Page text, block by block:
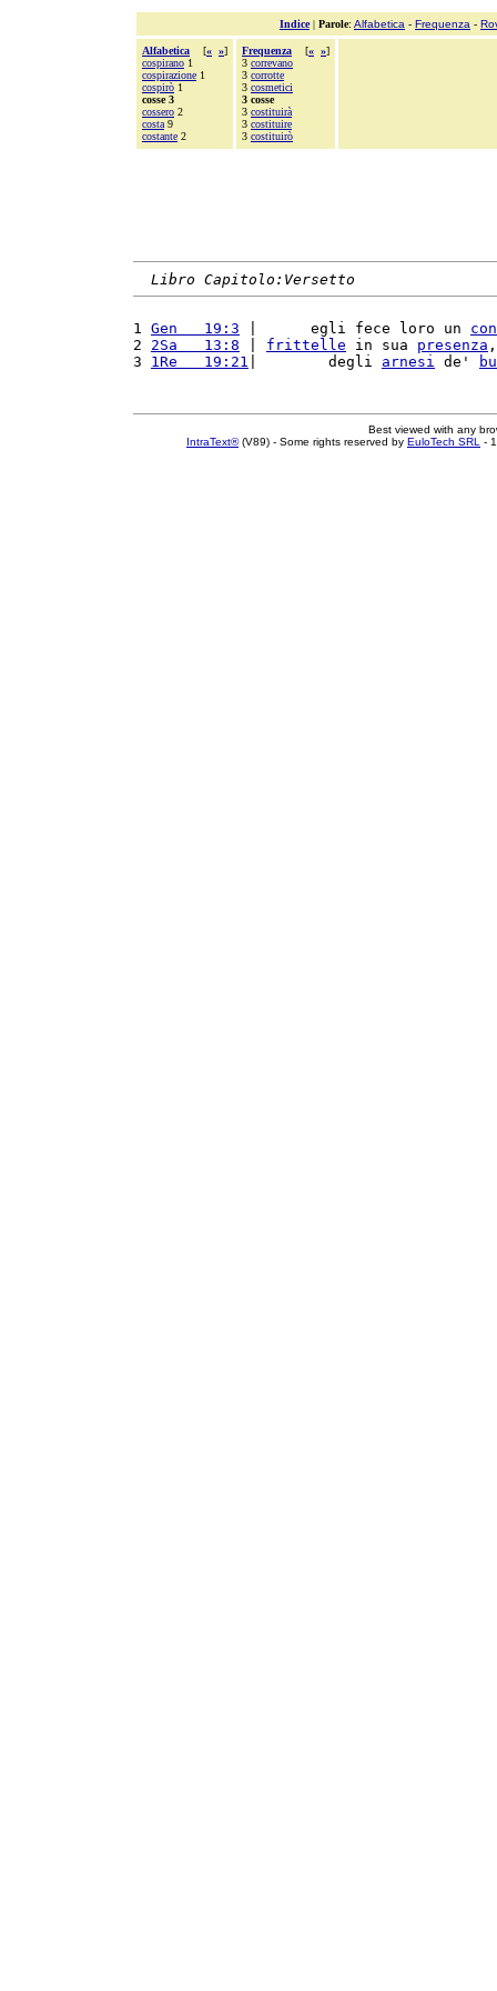
Indice| Parole: Alfabetica - Frequenza -
Alfabetica [« »]
cospirano 1
cospirazione 1
cospirò 1
cosse 3
cossero 2
costa 9
costante 2
Frequenza [« »]
3 correvano
3 corrotte
3 cosmetici
3 cosse
3 costituirà
3 costituire
3 costituirò
Libro Capitolo:Versetto
1 Gen   19:3 |      egli fece loro un
2 2Sa   13:8 frittelle in sua presenza
3 1Re   19:21 |        degli arnesi de'
Best viewed with any
IntraText®(V89) - Some rights reserved by EuloTech SRL -